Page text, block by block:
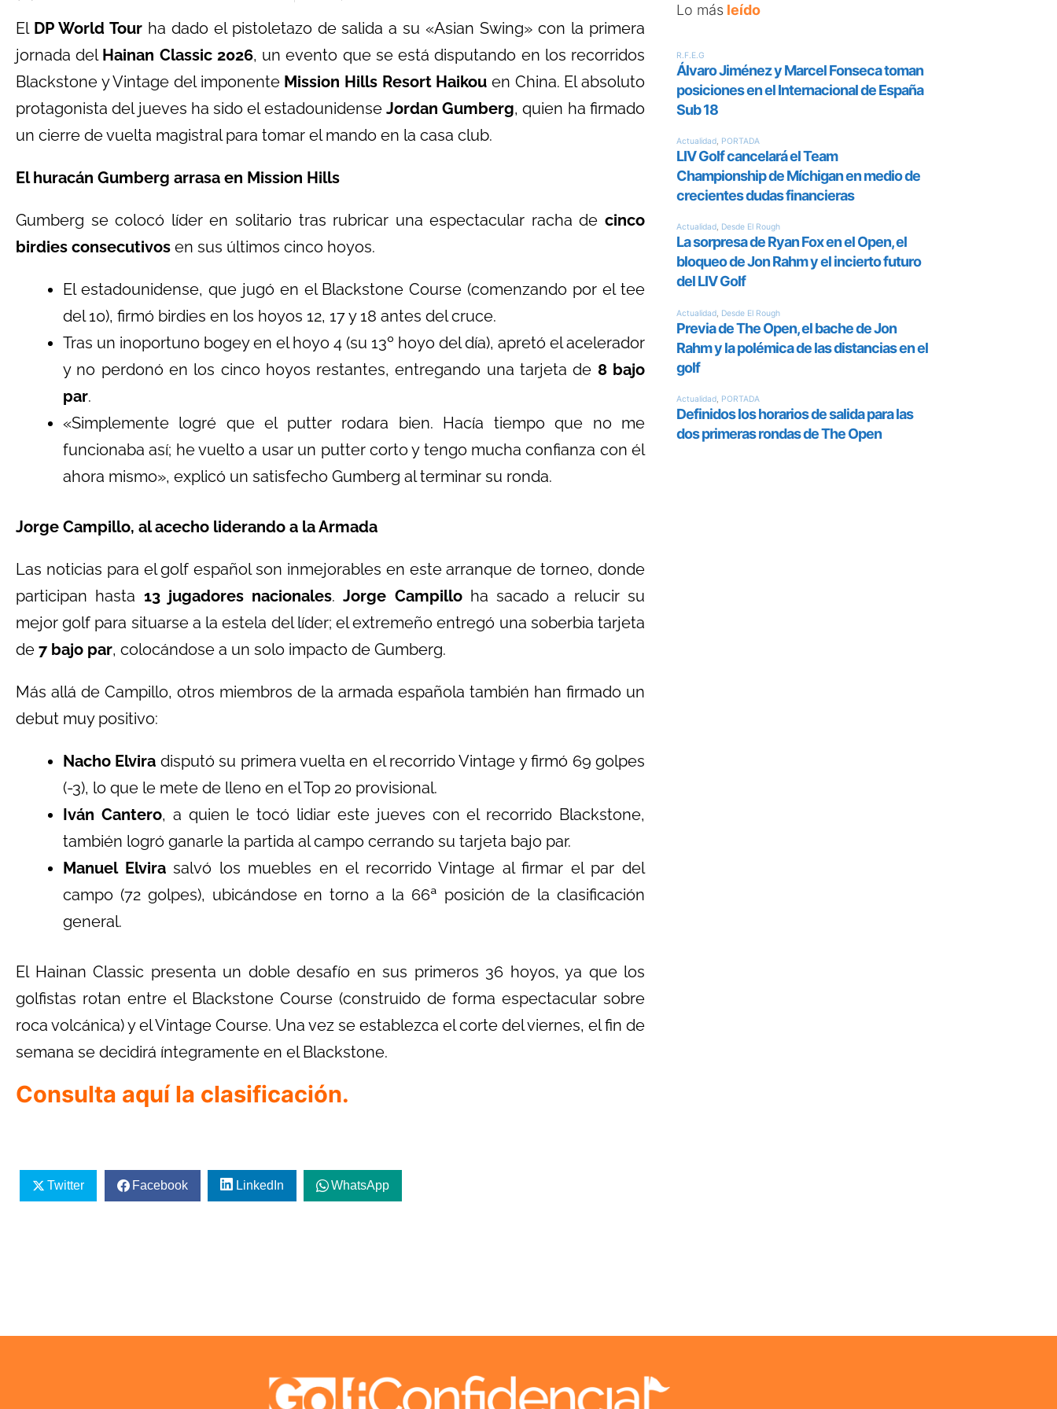
El DP World Tourha dado el pistoletazo de salida a su «Asian Swing» con la primera
jornada del Hainan Classic 2026, un evento que se está disputando en los recorridos
Blackstone y Vintage del imponente Mission Hills Resort Haikou en China. El absoluto
protagonista del jueves ha sido el estadounidense Jordan Gumberg, quien ha firmado
un cierre de vuelta magistral para tomar el mando en la casa club.
El huracán Gumberg arrasa en Mission Hills
Gumberg se colocó líder en solitario tras rubricar una espectacular racha de cinco
birdies consecutivos en sus últimos cinco hoyos.
El estadounidense, que jugó en el Blackstone Course (comenzando por el tee
del 10), firmó birdies en los hoyos 12, 17 y 18 antes del cruce.
Tras un inoportuno bogey en el hoyo 4 (su 13º hoyo del día), apretó el acelerador
y no perdonó en los cinco hoyos restantes, entregando una tarjeta de 8 bajo
par.
«Simplemente logré que el putter rodara bien. Hacía tiempo que no me
funcionaba así; he vuelto a usar un putter corto y tengo mucha confianza con él
ahora mismo», explicó un satisfecho Gumberg al terminar su ronda.
Jorge Campillo, al acecho liderando a la Armada
Las noticias para el golf español son inmejorables en este arranque de torneo, donde
participan hasta 13 jugadores nacionales.Jorge Campilloha sacado a relucir su
mejor golf para situarse a la estela del líder; el extremeño entregó una soberbia tarjeta
de 7 bajo par, colocándose a un solo impacto de Gumberg.
Más allá de Campillo, otros miembros de la armada española también han firmado un
debut muy positivo:
Nacho Elvira disputó su primera vuelta en el recorrido Vintage y firmó 69 golpes
(-3), lo que le mete de lleno en el Top 20 provisional.
Iván Cantero, a quien le tocó lidiar este jueves con el recorrido Blackstone,
también logró ganarle la partida al campo cerrando su tarjeta bajo par.
Manuel Elvirasalvó los muebles en el recorrido Vintage al firmar el par del
campo (72 golpes), ubicándose en torno a la 66ª posición de la clasificación
general.
El Hainan Classic presenta un doble desafío en sus primeros 36 hoyos, ya que los
golfistas rotan entre el Blackstone Course (construido de forma espectacular sobre
roca volcánica) y el Vintage Course. Una vez se establezca el corte del viernes, el fin de
semana se decidirá íntegramente en el Blackstone.
Consulta aquí la clasificación.
Twitter Facebook LinkedIn WhatsApp
Lo más leído